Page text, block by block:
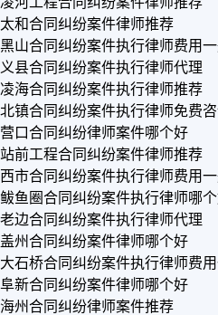
太和合同纠纷案件律师推荐
黑山合同纠纷案件执行律师费用
义县合同纠纷案件执行律师代理
凌海合同纠纷案件执行律师推荐
北镇合同纠纷案件执行律师免费
营口合同纠纷律师案件哪个好
站前工程合同纠纷案件律师推荐
西市合同纠纷案件执行律师费用
鲅鱼圈合同纠纷案件执行律师哪
老边合同纠纷案件执行律师代理
盖州合同纠纷案件律师哪个好
大石桥合同纠纷案件执行律师费
阜新合同纠纷案件律师哪个好
海州合同纠纷律师案件推荐